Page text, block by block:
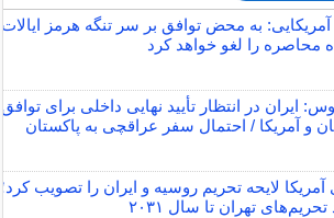
به محض توافق بر سر تنگه هرمز ایالات
محاصره را لغو خواهد کرد
ایران در انتظار تأیید نهایی داخلی برای توافق
و آمریکا / احتمال سفر عراقچی به پاکستان
لایحه تحریم روسیه و ایران را تصویب کرد؛
تهران تا سال ۲۰۳۱